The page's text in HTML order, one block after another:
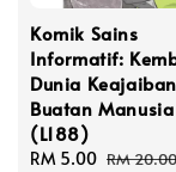
Komik Sains
Informatif:
Dunia Keajaiban
Buatan Manusia
(L188)
Sale
RM 5.00 Regular
RM 20.00